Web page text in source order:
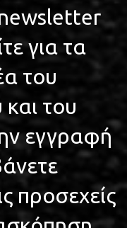
για τα
του
και του
εγγραφή
προσεχείς